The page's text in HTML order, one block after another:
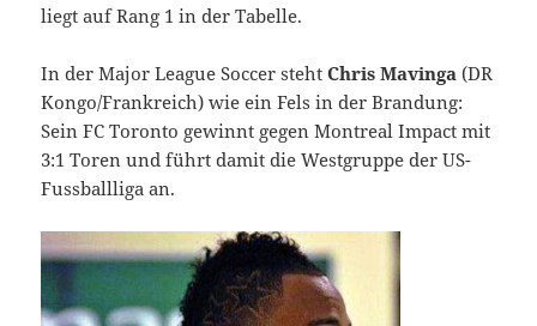
liegt auf Rang 1 in der Tabelle.
In der Major League Soccer stehtChris Mavinga (DR
Kongo/Frankreich) wie ein Fels in der Brandung:
Sein FC Toronto gewinnt gegen Montreal Impact mit
3:1 Toren und führt damit die Westgruppe der US-
Fussballliga an.